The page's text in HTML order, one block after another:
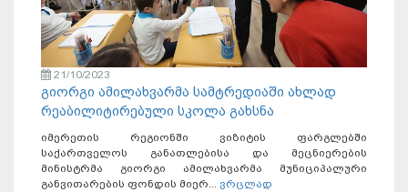
21/10/2023
გიორგი ამილახვარმა სამტრედიაში ახლად
რეაბილიტირებული სკოლა გახსნა
იმერეთის რეგიონში ვიზიტის ფარგლებში
საქართველოს განათლებისა და მეცნიერების
მინისტრმა გიორგი ამილახვარმა მუნიციპალური
განვითარების ფონდის მიერ... ვრცლად